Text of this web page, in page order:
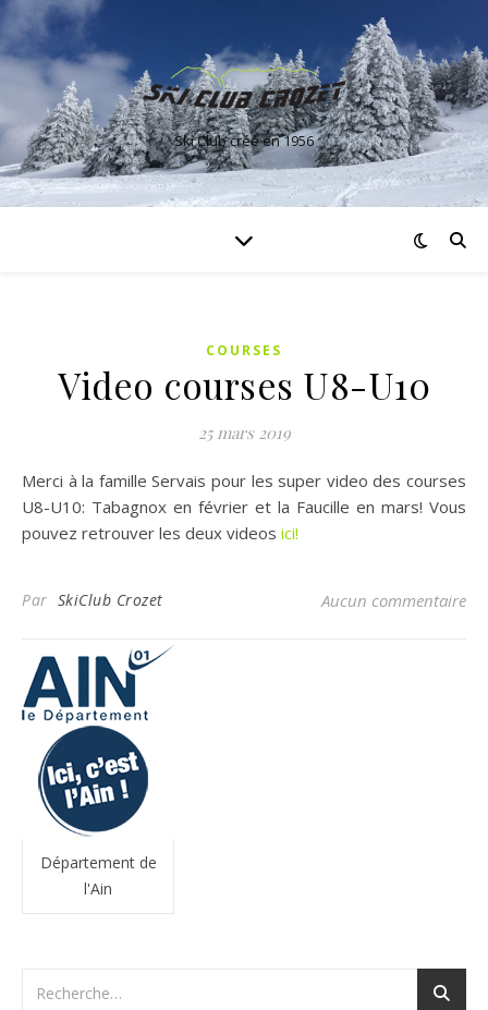
Ski Club créé en 1956
COURSES
Video courses U8-U10
25 mars 2019
Merci à la famille Servais pour les super video des courses
U8-U10: Tabagnox en février et la Faucille en mars! Vous
pouvez retrouver les deux videos ici!
Par SkiClub Crozet Aucun commentaire
Département de
l'Ain